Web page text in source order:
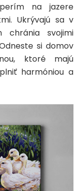
na jazere
Ukrývajú sa v
svojimi
si domov
ktoré majú
harmóniou a